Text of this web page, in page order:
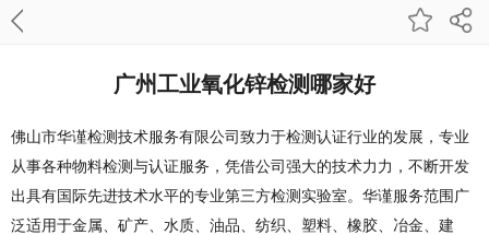
广州工业氧化锌检测哪家好
佛山市华谨检测技术服务有限公司致力于检测认证行业的发展，专业
从事各种物料检测与认证服务，凭借公司强大的技术力力，不断开发
出具有国际先进技术水平的专业第三方检测实验室。华谨服务范围广
泛适用于金属、矿产、水质、油品、纺织、塑料、橡胶、冶金、建